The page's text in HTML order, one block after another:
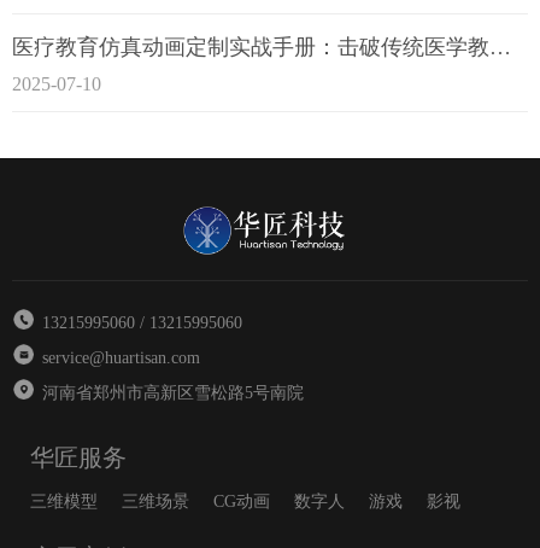
医疗教育仿真动画定制实战手册：击破传统医学教育7大痛点
2025-07-10
13215995060 / 13215995060
service@huartisan.com
河南省郑州市高新区雪松路5号南院
华匠服务
三维模型 三维场景 CG动画 数字人 游戏 影视